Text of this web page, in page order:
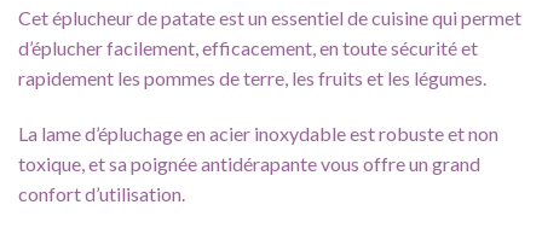
Cet éplucheur de patate est un essentiel de cuisine qui permet
d’éplucher facilement, efficacement, en toute sécurité et
rapidement les pommes de terre, les fruits et les légumes.
La lame d’épluchage en acier inoxydable est robuste et non
toxique, et sa poignée antidérapante vous offre un grand
confort d’utilisation.